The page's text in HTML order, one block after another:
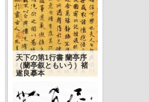
天下の第1行書 蘭亭序
（蘭亭叙ともいう）褚
遂良摹本